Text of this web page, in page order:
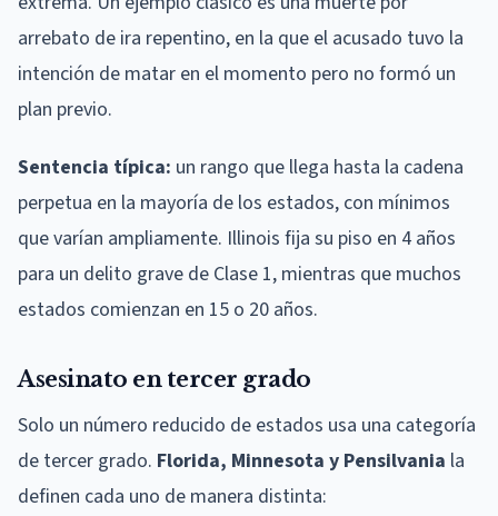
arrebato de ira repentino, en la que el acusado tuvo la
intención de matar en el momento pero no formó un
plan previo.
Sentencia típica: un rango que llega hasta la cadena
perpetua en la mayoría de los estados, con mínimos
que varían ampliamente. Illinois fija su piso en 4 años
para un delito grave de Clase 1, mientras que muchos
estados comienzan en 15 o 20 años.
Asesinato en tercer grado
Solo un número reducido de estados usa una categoría
de tercer grado. Florida, Minnesota y Pensilvania la
definen cada uno de manera distinta: